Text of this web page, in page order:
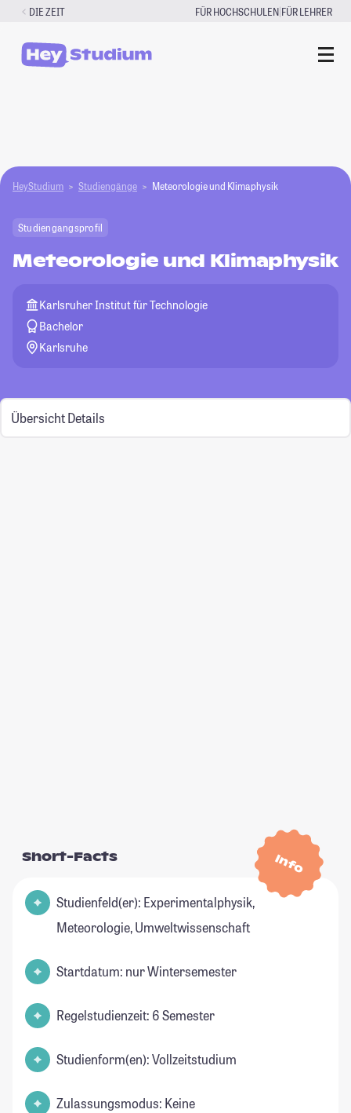
Zum
springen
DIE ZEIT FÜR HOCHSCHULEN|FÜR LEHRER
HeyStudium Studiengänge Meteorologie und Klimaphysik
Studiengangsprofil
Meteorologie und Klimaphysik
Karlsruher Institut für Technologie
Bachelor
Karlsruhe
Übersicht Details
Info
Short-Facts
Studienfeld(er): Experimentalphysik,
Meteorologie, Umweltwissenschaft
Startdatum: nur Wintersemester
Regelstudienzeit: 6 Semester
Studienform(en): Vollzeitstudium
Zulassungsmodus: Keine